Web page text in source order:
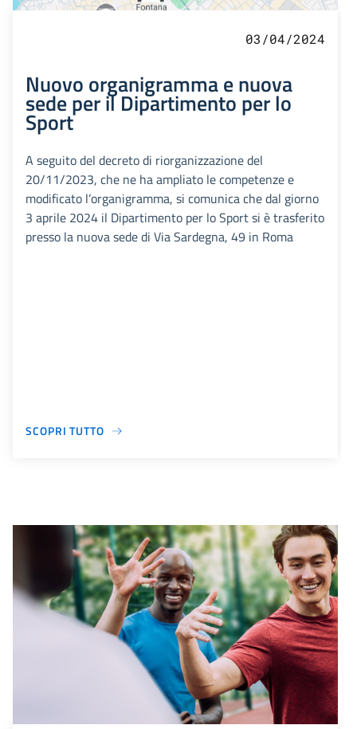
03/04/2024
Nuovo organigramma e nuova
sede per il Dipartimento per lo
Sport
A seguito del decreto di riorganizzazione del
20/11/2023, che ne ha ampliato le competenze e
modificato l’organigramma, si comunica che dal giorno
3 aprile 2024 il Dipartimento per lo Sport si è trasferito
presso la nuova sede di Via Sardegna, 49 in Roma
SCOPRI TUTTO